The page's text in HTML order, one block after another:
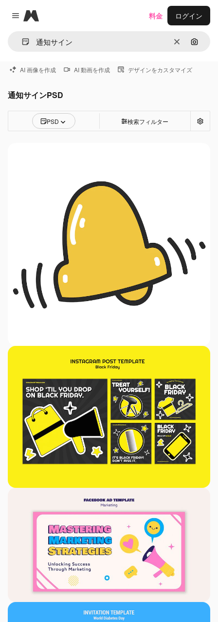
Close menu
Magnific
消去 画像で
料金 ログイン
AI 画像を作成 AI 動画を作成 デザインをカスタマイズ
通知サインPSD
PSD 検索フィルター